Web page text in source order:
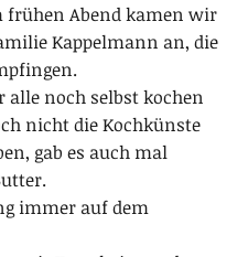
frühen Abend kamen wir
Kappelmann an, die
noch selbst kochen
nicht die Kochkünste
gab es auch mal
immer auf dem